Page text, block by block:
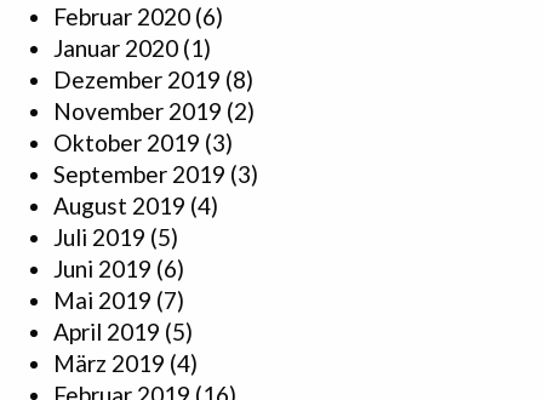
Februar 2020 (6)
Januar 2020 (1)
Dezember 2019 (8)
November 2019 (2)
Oktober 2019 (3)
September 2019 (3)
August 2019 (4)
Juli 2019 (5)
Juni 2019 (6)
Mai 2019 (7)
April 2019 (5)
März 2019 (4)
Februar 2019 (16)